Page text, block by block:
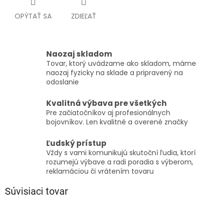
OPÝTAŤ SA ZDIEĽAŤ
Naozaj skladom
Tovar, ktorý uvádzame ako skladom, máme
naozaj fyzicky na sklade a pripravený na
odoslanie
Kvalitná výbava pre všetkých
Pre začiatočníkov aj profesionálnych
bojovníkov. Len kvalitné a overené značky
Ľudský prístup
Vždy s vami komunikujú skutoční ľudia, ktorí
rozumejú výbave a radi poradia s výberom,
reklamáciou či vrátením tovaru
Súvisiaci tovar